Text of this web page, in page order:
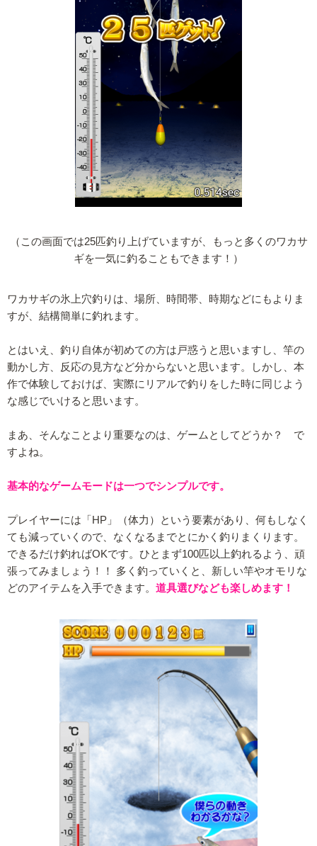
（この画面では25匹釣り上げていますが、もっと多くのワカサ
ギを一気に釣ることもできます！）
ワカサギの氷上穴釣りは、場所、時間帯、時期などにもよりま
すが、結構簡単に釣れます。
とはいえ、釣り自体が初めての方は戸惑うと思いますし、竿の
動かし方、反応の見方など分からないと思います。しかし、本
作で体験しておけば、実際にリアルで釣りをした時に同じよう
な感じでいけると思います。
まあ、そんなことより重要なのは、ゲームとしてどうか？ で
すよね。
基本的なゲームモードは一つでシンプルです。
プレイヤーには「HP」（体力）という要素があり、何もしなく
ても減っていくので、なくなるまでとにかく釣りまくります。
できるだけ釣ればOKです。ひとまず100匹以上釣れるよう、頑
張ってみましょう！！ 多く釣っていくと、新しい竿やオモリな
どのアイテムを入手できます。 道具選びなども楽しめます！